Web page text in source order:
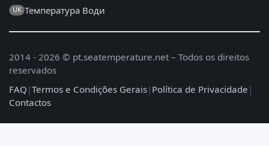
UK Температура Води
2014 - 2026 © pt.seatemperature.net – Todos os direitos
reservados
FAQ |Termos e Condições Gerais| Política de Privacidade |
Contactos